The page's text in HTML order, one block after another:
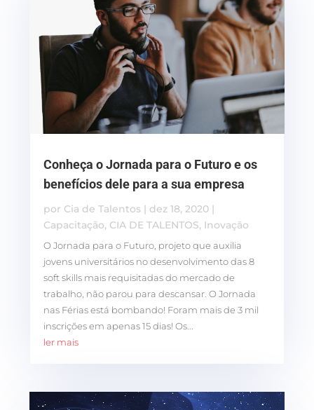
Conheça o Jornada para o Futuro e os
benefícios dele para a sua empresa
por Cia de Talentos| dez 18, 2020|
Capacitação, CIA DE TALENTOS, Inovação
O Jornada para o Futuro, projeto que auxilia
jovens universitários no desenvolvimento das 8
soft skills mais requisitadas do mercado de
trabalho, não parou para descansar. O Jornada
nas Férias está bombando! Foram mais de 3 mil
inscrições em apenas 15 dias! Os...
ler mais